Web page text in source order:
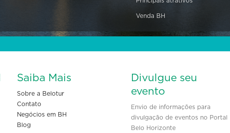
Venda BH
Saiba Mais
Sobre a Belotur
Contato
Negócios em BH
Blog
Divulgue seu
evento
Envio de informações para
divulgação de eventos no Portal
Belo Horizonte